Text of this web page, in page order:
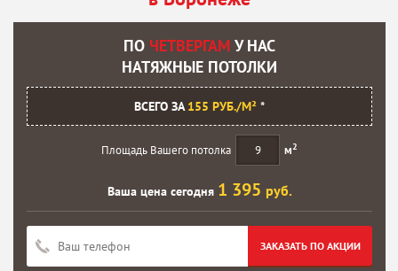
ПО ЧЕТВЕРГАМ У НАС
НАТЯЖНЫЕ ПОТОЛКИ
ВСЕГО ЗА155 РУБ./М² *
Площадь Вашего потолка м2
Ваша цена сегодня 1 395 руб.
ЗАКАЗАТЬ ПО АКЦИИ